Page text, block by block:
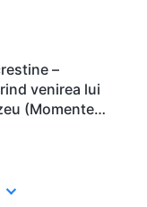
–
venirea lui
(Momente